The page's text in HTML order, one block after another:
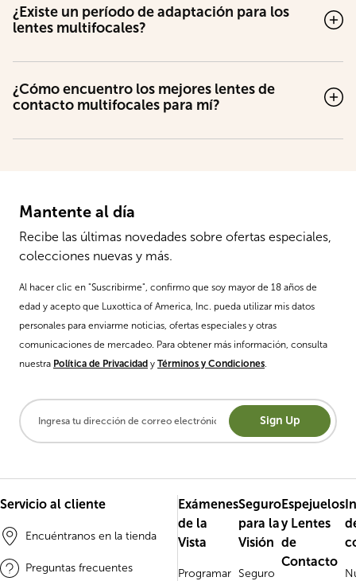
¿Existe un período de adaptación para los
lentes multifocales?
¿Cómo encuentro los mejores lentes de
contacto multifocales para mí?
Mantente al día
Recibe las últimas novedades sobre ofertas especiales,
colecciones nuevas y más.
Al hacer clic en "Suscribirme", confirmo que soy mayor de 18 años de
edad y acepto que Luxottica of America, Inc. pueda utilizar mis datos
personales para enviarme noticias, ofertas especiales y otras
comunicaciones de mercadeo. Para obtener más información, consulta
nuestra Política de Privacidad y Términos y Condiciones.
Sign Up
Servicio al cliente
Encuéntranos en la tienda
Preguntas frecuentes
Exámenes
de la
Vista
Programar
Seguro
para la
Visión
Seguro
Espejuelos
y Lentes
de
Contacto